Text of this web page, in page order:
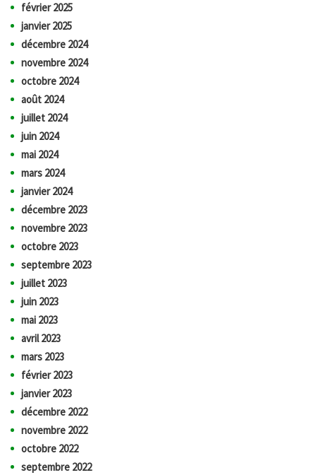
février 2025
janvier 2025
décembre 2024
novembre 2024
octobre 2024
août 2024
juillet 2024
juin 2024
mai 2024
mars 2024
janvier 2024
décembre 2023
novembre 2023
octobre 2023
septembre 2023
juillet 2023
juin 2023
mai 2023
avril 2023
mars 2023
février 2023
janvier 2023
décembre 2022
novembre 2022
octobre 2022
septembre 2022